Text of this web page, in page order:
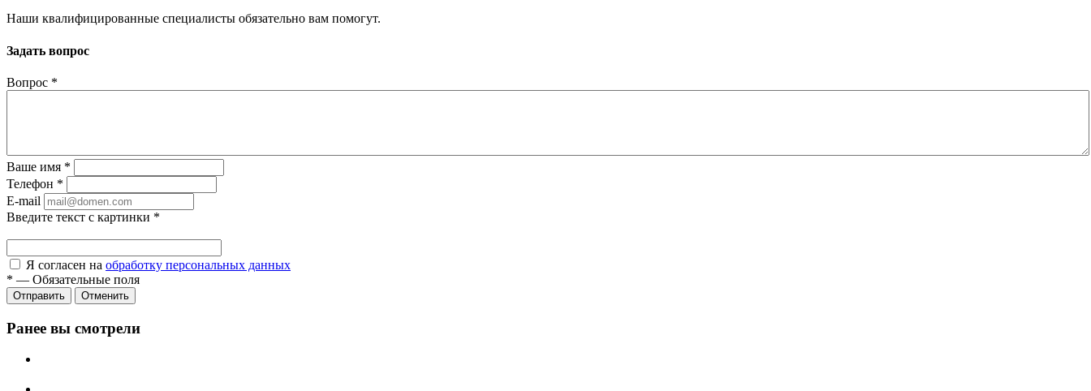
Наши квалифицированные специалисты обязательно вам помогут.
Задать вопрос
Вопрос *
Ваше имя *
Телефон *
E-mail
Введите текст с картинки *
Я согласен на обработку персональных данных
* — Обязательные поля
Отправить Отменить
Ранее вы смотрели